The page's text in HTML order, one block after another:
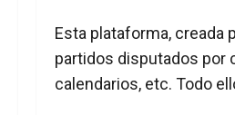
Esta plataforma, creada
partidos disputados por
calendarios, etc. Todo